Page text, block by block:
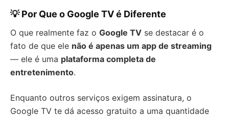
💡 Por Que o Google TV é Diferente
O que realmente faz o Google TV se destacar é o
fato de que ele não é apenas um app de streaming
— ele é uma plataforma completa de
entretenimento.
Enquanto outros serviços exigem assinatura, o
Google TV te dá acesso gratuito a uma quantidade